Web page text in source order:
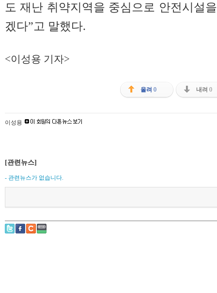
도 재난 취약지역을 중심으로 안전시설
겠다”고 말했다.
<이성용 기자>
올려 0 내려 0
이성용
[관련뉴스]
- 관련뉴스가 없습니다.